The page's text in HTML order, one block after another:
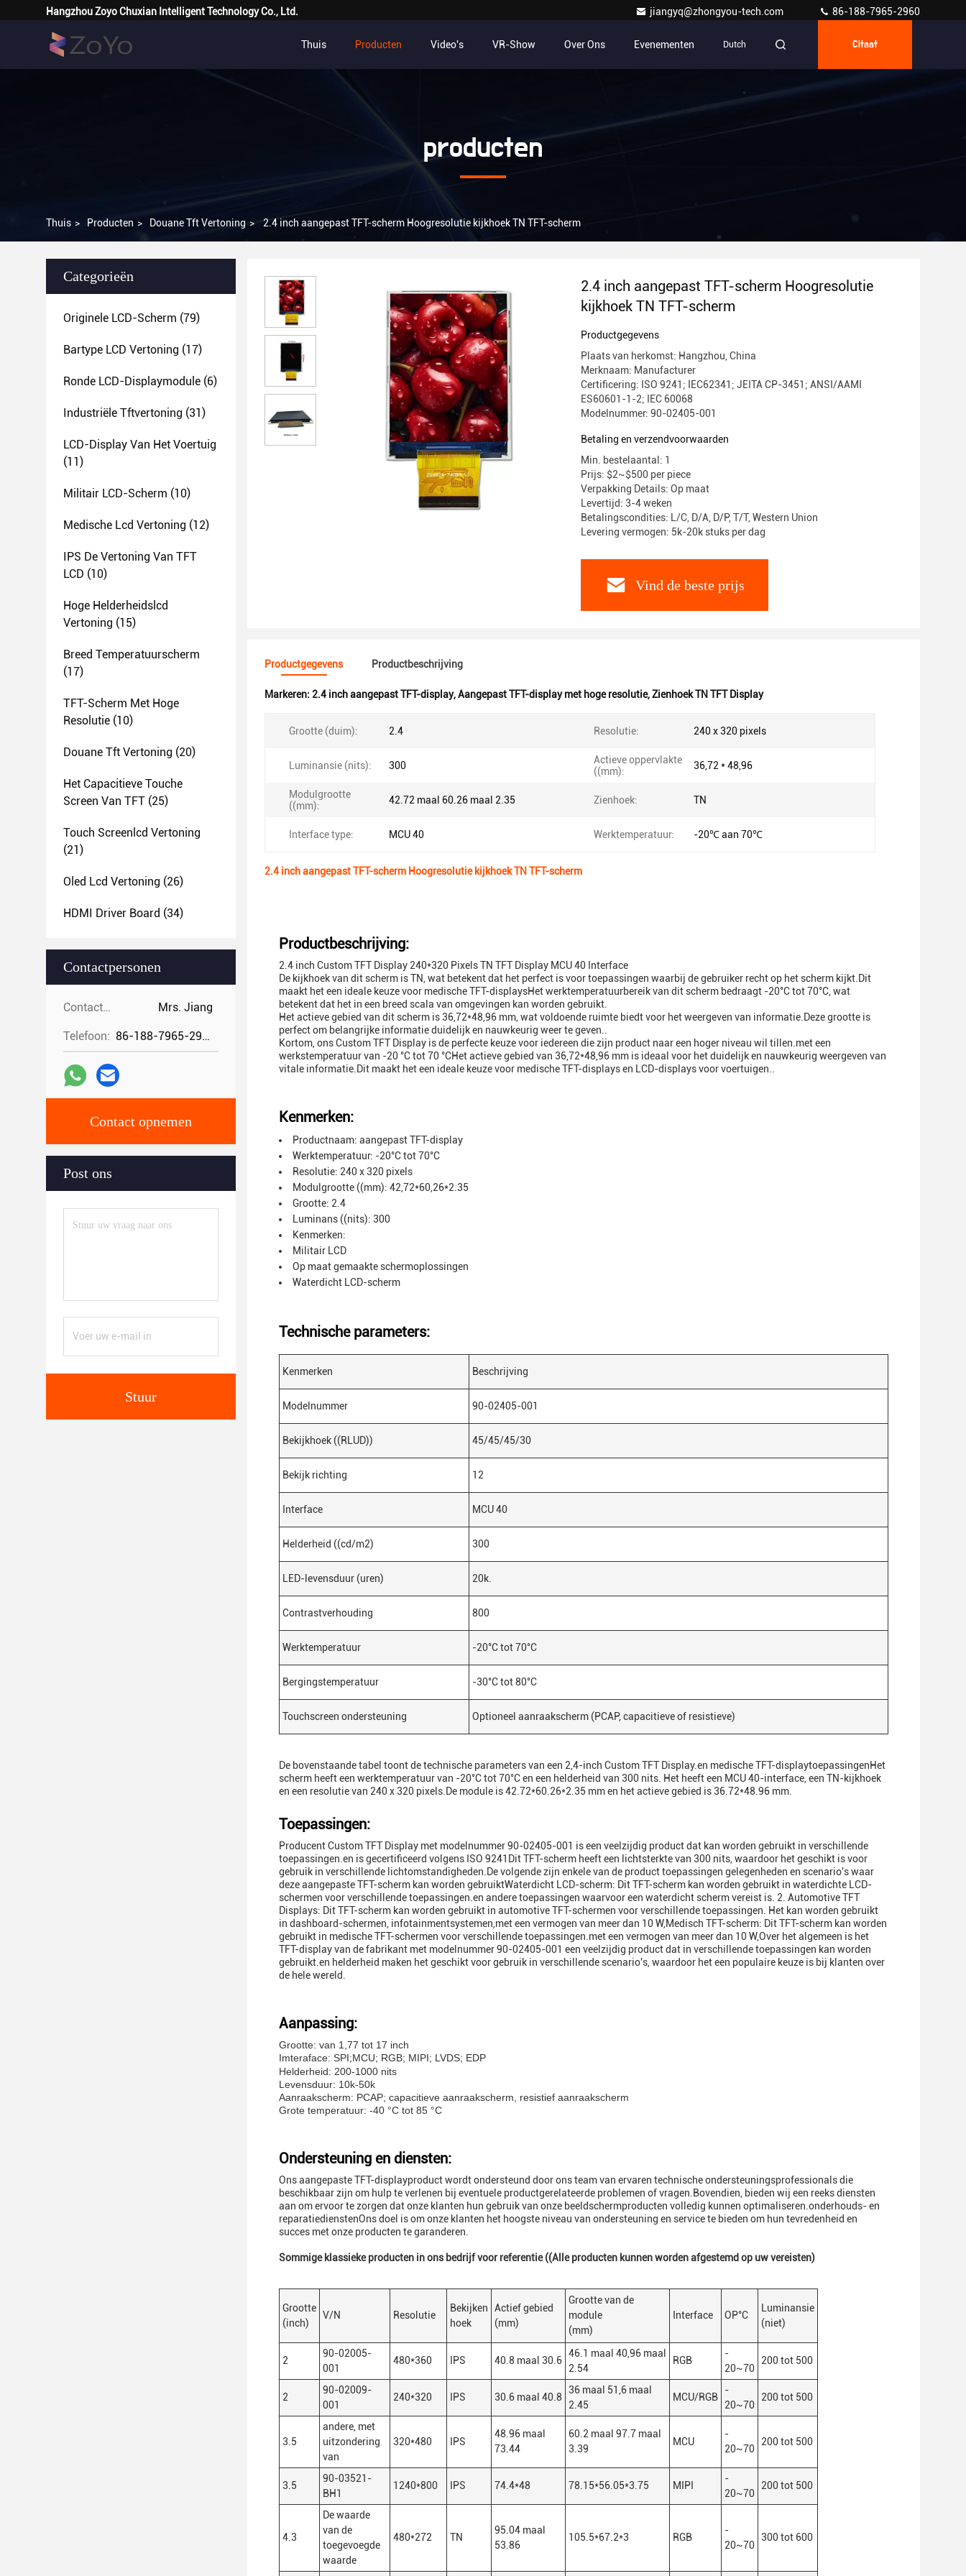
Hangzhou Zoyo Chuxian Intelligent Technology Co., Ltd. jiangyq@zhongyou-tech.com 86-188-7965-2960
Thuis Producten Video's VR-Show Over Ons Evenementen Dutch Citaat
producten
Thuis > Producten > Douane Tft Vertoning > 2.4 inch aangepast TFT-scherm Hoogresolutie kijkhoek TN TFT-scherm
Categorieën
Originele LCD-Scherm (79)
Bartype LCD Vertoning (17)
Ronde LCD-Displaymodule (6)
Industriële Tftvertoning (31)
LCD-Display Van Het Voertuig
(11)
Militair LCD-Scherm (10)
Medische Lcd Vertoning (12)
IPS De Vertoning Van TFT
LCD (10)
Hoge Helderheidslcd
Vertoning (15)
Breed Temperatuurscherm
(17)
TFT-Scherm Met Hoge
Resolutie (10)
Douane Tft Vertoning (20)
Het Capacitieve Touche
Screen Van TFT (25)
Touch Screenlcd Vertoning
(21)
Oled Lcd Vertoning (26)
HDMI Driver Board (34)
Contactpersonen
Contactpersonen: Mrs. Jiang
Telefoon: 86-188-7965-2960
Contact opnemen
Post ons
Stuur
2.4 inch aangepast TFT-scherm Hoogresolutie
kijkhoek TN TFT-scherm
Productgegevens
Plaats van herkomst: Hangzhou, China
Merknaam: Manufacturer
Certificering: ISO 9241; IEC62341; JEITA CP-3451; ANSI/AAMI
ES60601-1-2; IEC 60068
Modelnummer: 90-02405-001
Betaling en verzendvoorwaarden
Min. bestelaantal: 1
Prijs: $2~$500 per piece
Verpakking Details: Op maat
Levertijd: 3-4 weken
Betalingscondities: L/C, D/A, D/P, T/T, Western Union
Levering vermogen: 5k-20k stuks per dag
Vind de beste prijs
Productgegevens Productbeschrijving
Markeren: 2.4 inch aangepast TFT-display,Aangepast TFT-display met hoge resolutie,Zienhoek TN TFT Display
Grootte (duim): 2.4 Resolutie: 240 x 320 pixels
Luminansie (nits): 300
Actieve oppervlakte
((mm):
36,72 * 48,96
Modulgrootte
((mm):
42.72 maal 60.26 maal 2.35 Zienhoek: TN
Interface type: MCU 40 Werktemperatuur: -20℃ aan 70℃
2.4 inch aangepast TFT-scherm Hoogresolutie kijkhoek TN TFT-scherm
Productbeschrijving:
2.4 inch Custom TFT Display 240*320 Pixels TN TFT Display MCU 40 Interface
De kijkhoek van dit scherm is TN, wat betekent dat het perfect is voor toepassingen waarbij de gebruiker recht op het scherm kijkt.Dit
maakt het een ideale keuze voor medische TFT-displaysHet werktemperatuurbereik van dit scherm bedraagt -20°C tot 70°C, wat
betekent dat het in een breed scala van omgevingen kan worden gebruikt.
Het actieve gebied van dit scherm is 36,72*48,96 mm, wat voldoende ruimte biedt voor het weergeven van informatie.Deze grootte is
perfect om belangrijke informatie duidelijk en nauwkeurig weer te geven..
Kortom, ons Custom TFT Display is de perfecte keuze voor iedereen die zijn product naar een hoger niveau wil tillen.met een
werkstemperatuur van -20 °C tot 70 °CHet actieve gebied van 36,72*48,96 mm is ideaal voor het duidelijk en nauwkeurig weergeven van
vitale informatie.Dit maakt het een ideale keuze voor medische TFT-displays en LCD-displays voor voertuigen..
Kenmerken:
Productnaam: aangepast TFT-display
Werktemperatuur: -20°C tot 70°C
Resolutie: 240 x 320 pixels
Modulgrootte ((mm): 42,72*60,26*2.35
Grootte: 2.4
Luminans ((nits): 300
Kenmerken:
Militair LCD
Op maat gemaakte schermoplossingen
Waterdicht LCD-scherm
Technische parameters:
Kenmerken Beschrijving
Modelnummer 90-02405-001
Bekijkhoek ((RLUD)) 45/45/45/30
Bekijk richting 12
Interface MCU 40
Helderheid ((cd/m2) 300
LED-levensduur (uren) 20k.
Contrastverhouding 800
Werktemperatuur -20°C tot 70°C
Bergingstemperatuur -30°C tot 80°C
Touchscreen ondersteuning Optioneel aanraakscherm (PCAP, capacitieve of resistieve)
De bovenstaande tabel toont de technische parameters van een 2,4-inch Custom TFT Display.en medische TFT-displaytoepassingenHet
scherm heeft een werktemperatuur van -20°C tot 70°C en een helderheid van 300 nits. Het heeft een MCU 40-interface, een TN-kijkhoek
en een resolutie van 240 x 320 pixels.De module is 42.72*60.26*2.35 mm en het actieve gebied is 36.72*48.96 mm.
Toepassingen:
Producent Custom TFT Display met modelnummer 90-02405-001 is een veelzijdig product dat kan worden gebruikt in verschillende
toepassingen.en is gecertificeerd volgens ISO 9241Dit TFT-scherm heeft een lichtsterkte van 300 nits, waardoor het geschikt is voor
gebruik in verschillende lichtomstandigheden.De volgende zijn enkele van de product toepassingen gelegenheden en scenario's waar
deze aangepaste TFT-scherm kan worden gebruiktWaterdicht LCD-scherm: Dit TFT-scherm kan worden gebruikt in waterdichte LCD-
schermen voor verschillende toepassingen.en andere toepassingen waarvoor een waterdicht scherm vereist is. 2. Automotive TFT
Displays: Dit TFT-scherm kan worden gebruikt in automotive TFT-schermen voor verschillende toepassingen. Het kan worden gebruikt
in dashboard-schermen, infotainmentsystemen,met een vermogen van meer dan 10 W,Medisch TFT-scherm: Dit TFT-scherm kan worden
gebruikt in medische TFT-schermen voor verschillende toepassingen.met een vermogen van meer dan 10 W,Over het algemeen is het
TFT-display van de fabrikant met modelnummer 90-02405-001 een veelzijdig product dat in verschillende toepassingen kan worden
gebruikt.en helderheid maken het geschikt voor gebruik in verschillende scenario's, waardoor het een populaire keuze is bij klanten over
de hele wereld.
Aanpassing:
Grootte: van 1,77 tot 17 inch
Imteraface: SPI;MCU; RGB; MIPI; LVDS; EDP
Helderheid: 200-1000 nits
Levensduur: 10k-50k
Aanraakscherm: PCAP; capacitieve aanraakscherm, resistief aanraakscherm
Grote temperatuur: -40 °C tot 85 °C
Ondersteuning en diensten:
Ons aangepaste TFT-displayproduct wordt ondersteund door ons team van ervaren technische ondersteuningsprofessionals die
beschikbaar zijn om hulp te verlenen bij eventuele productgerelateerde problemen of vragen.Bovendien, bieden wij een reeks diensten
aan om ervoor te zorgen dat onze klanten hun gebruik van onze beeldschermproducten volledig kunnen optimaliseren.onderhouds- en
reparatiedienstenOns doel is om onze klanten het hoogste niveau van ondersteuning en service te bieden om hun tevredenheid en
succes met onze producten te garanderen.
Sommige klassieke producten in ons bedrijf voor referentie ((Alle producten kunnen worden afgestemd op uw vereisten)
Grootte
(inch)
V/N Resolutie
Bekijken
hoek
Actief gebied
(mm)
Grootte van de
module
(mm)
Interface OP°C
Luminansie
(niet)
2
90-02005-
001
480*360 IPS 40.8 maal 30.6
46.1 maal 40,96 maal
2.54
RGB
-
20~70
200 tot 500
2
90-02009-
001
240*320 IPS 30.6 maal 40.8
36 maal 51,6 maal
2.45
MCU/RGB
-
20~70
200 tot 500
3.5
andere, met
uitzondering
van
320*480 IPS
48.96 maal
73.44
60.2 maal 97.7 maal
3.39
MCU
-
20~70
200 tot 500
3.5
90-03521-
BH1
1240*800 IPS 74.4*48 78.15*56.05*3.75 MIPI
-
20~70
200 tot 500
4.3
De waarde
van de
toegevoegde
waarde
480*272 TN
95.04 maal
53.86
105.5*67.2*3 RGB
-
20~70
300 tot 600